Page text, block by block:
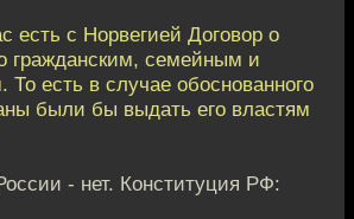
с Норвегией Договор о
гражданским, семейным и
есть в случае обоснованного
были бы выдать его властям
- нет. Конституция РФ: